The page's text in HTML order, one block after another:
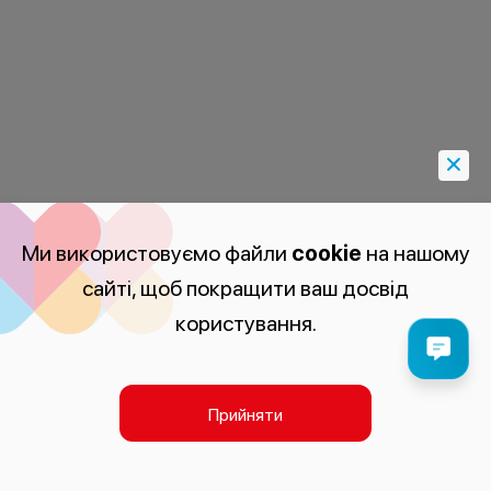
Ми використовуємо файли cookie на нашому
сайті, щоб покращити ваш досвід
користування.
Прийняти